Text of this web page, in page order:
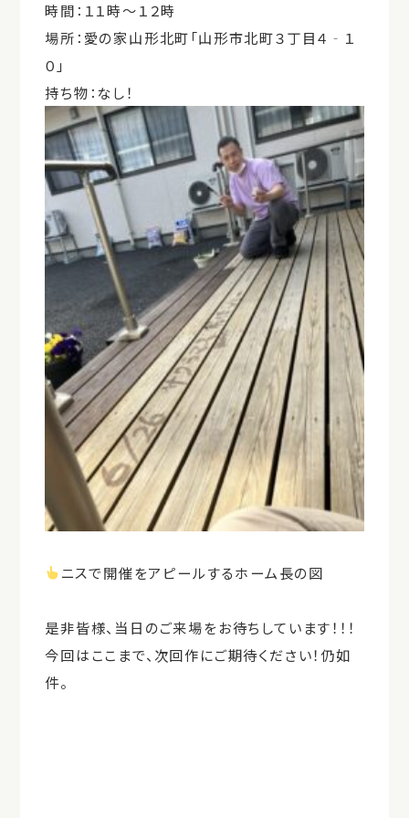
時間：１１時～１２時
場所：愛の家山形北町「山形市北町３丁目４‐１
０」
持ち物：なし！
ニスで開催をアピールするホーム長の図
是非皆様、当日のご来場をお待ちしています！！！
今回はここまで、次回作にご期待ください！仍如
件。